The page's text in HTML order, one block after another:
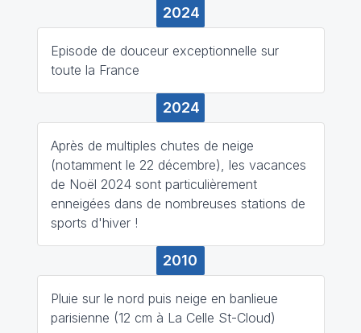
2024
Episode de douceur exceptionnelle sur
toute la France
2024
Après de multiples chutes de neige
(notamment le 22 décembre), les vacances
de Noël 2024 sont particulièrement
enneigées dans de nombreuses stations de
sports d'hiver !
2010
Pluie sur le nord puis neige en banlieue
parisienne (12 cm à La Celle St-Cloud)